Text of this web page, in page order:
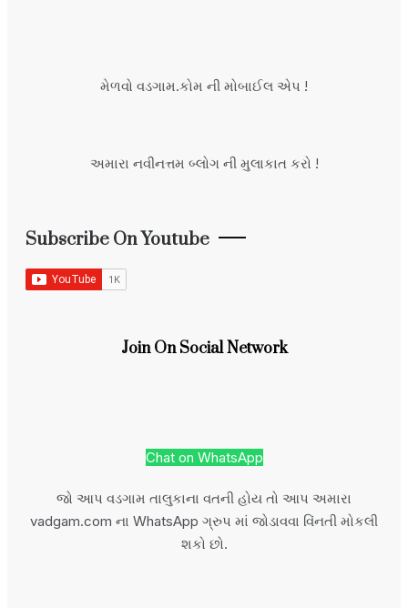
મેળવો વડગામ.કોમ ની મોબાઈલ એપ !
અમારા નવીનત્તમ બ્લોગ ની મુલાકાત કરો !
Subscribe On Youtube
Join On Social Network
Chat on WhatsApp
જો આપ વડગામ તાલુકાના વતની હોય તો આપ અમારા
vadgam.com ના WhatsApp ગ્રુપ માં જોડાવવા વિંનતી મોકલી
શકો છો.